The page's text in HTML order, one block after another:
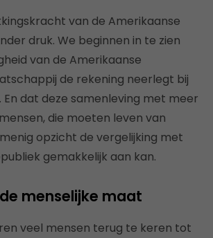
van de Amerikaanse
druk. We beginnen in te zien
van de Amerikaanse
de rekening neerlegt bij
dat deze samenleving met meer
die moeten leven van
opzicht de vergelijking met
gemakkelijk aan kan.
menselijke maat
veel mensen terug te keren tot